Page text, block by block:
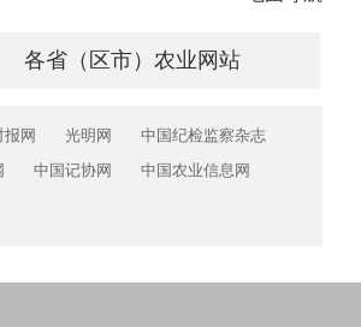
各省（区市）农业网站
报网 光明网
中国纪检监察杂志
中国记协网
中国农业信息网